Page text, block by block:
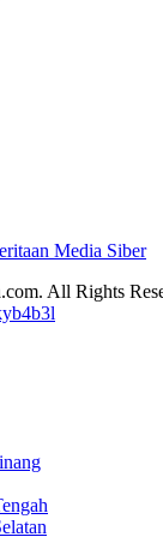
Media Siber
All Rights